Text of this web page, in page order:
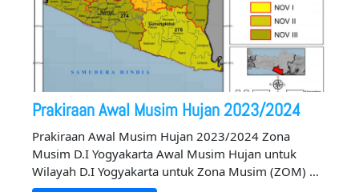
Prakiraan Awal Musim Hujan 2023/2024
Prakiraan Awal Musim Hujan 2023/2024 Zona
Musim D.I Yogyakarta Awal Musim Hujan untuk
Wilayah D.I Yogyakarta untuk Zona Musim (ZOM) …